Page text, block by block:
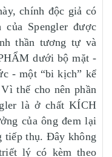
chính độc giả có
Spengler được
thần tương tự và
dưới bộ mặt -
- một “bi kịch” kể
thế cho nên phần
là ở chất KÍCH
của ông đem lại
tiếp thụ. Đây không
lý có kèm theo